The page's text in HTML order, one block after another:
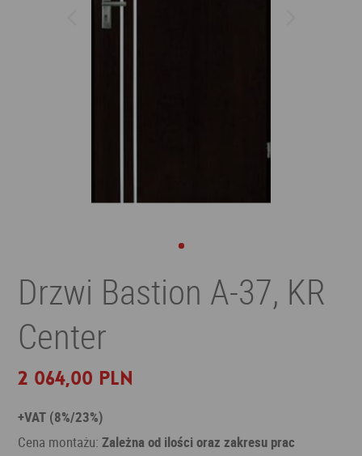
Drzwi Bastion A-37, KR
Center
2 064,00 PLN
+VAT (8%/23%)
Cena montażu:Zależna od ilości oraz zakresu prac